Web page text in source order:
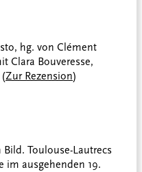
hg. von Clément
Clara Bouveresse,
(Zur Rezension)
Toulouse-Lautrecs
im ausgehenden 19.